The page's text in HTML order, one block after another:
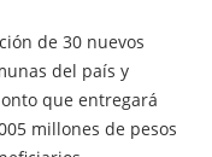
de 30 nuevos
del país y
que entregará
millones de pesos